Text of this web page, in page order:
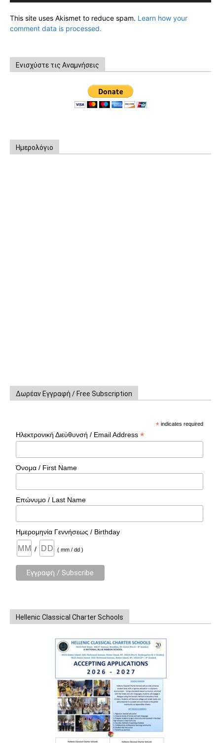
This site uses Akismet to reduce spam. Learn how your
comment data is processed.
Ενισχύστε τις Αναμνήσεις
Ημερολόγιο
Δωρέαν Εγγραφή / Free Subscription
* indicates required
Ηλεκτρονική Διεύθυνσή / Email Address*
Όνομα / First Name
Επώνυμο / Last Name
Ημερομηνία Γεννήσεως / Birthday
/ ( mm / dd )
Hellenic Classical Charter Schools